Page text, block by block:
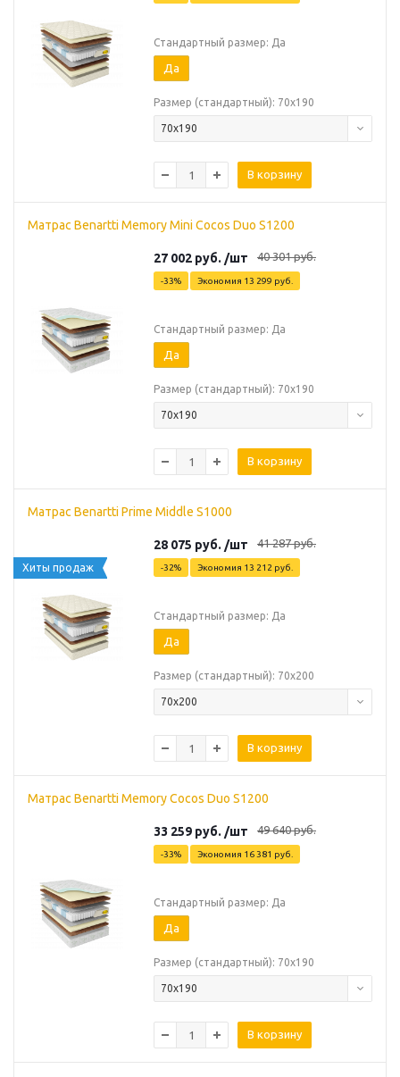
Стандартный размер: Да
Да
Размер (стандартный): 70х190
70х190
В корзину
Матрас Benartti Memory Mini Cocos Duo S1200
27 002 руб. /шт 40 301руб.
-33% Экономия 13 299 руб.
Стандартный размер: Да
Да
Размер (стандартный): 70х190
70х190
В корзину
Матрас Benartti Prime Middle S1000
Хиты продаж
28 075 руб. /шт 41 287руб.
-32% Экономия 13 212 руб.
Стандартный размер: Да
Да
Размер (стандартный): 70х200
70х200
В корзину
Матрас Benartti Memory Cocos Duo S1200
33 259 руб. /шт 49 640руб.
-33% Экономия 16 381 руб.
Стандартный размер: Да
Да
Размер (стандартный): 70х190
70х190
В корзину